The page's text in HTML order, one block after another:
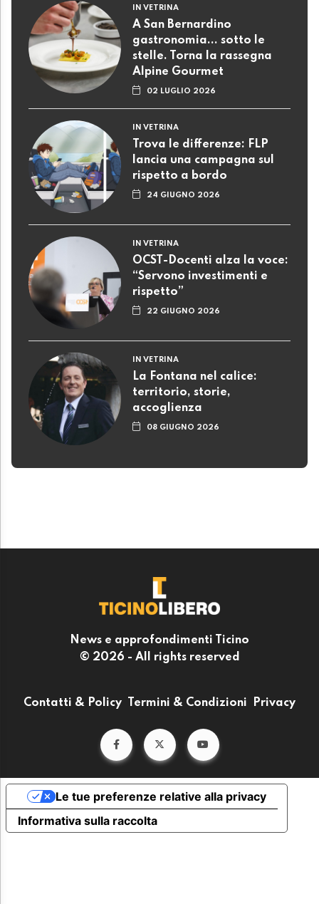
IN VETRINA
A San Bernardino
gastronomia... sotto le
stelle. Torna la rassegna
Alpine Gourmet
02 LUGLIO 2026
IN VETRINA
Trova le differenze: FLP
lancia una campagna sul
rispetto a bordo
24 GIUGNO 2026
IN VETRINA
OCST-Docenti alza la voce:
“Servono investimenti e
rispetto”
22 GIUGNO 2026
IN VETRINA
La Fontana nel calice:
territorio, storie,
accoglienza
08 GIUGNO 2026
News e approfondimenti Ticino
© 2026 - All rights reserved
Contatti & Policy Termini & Condizioni Privacy
Informativa sulla raccolta
Le tue preferenze relative alla privacy